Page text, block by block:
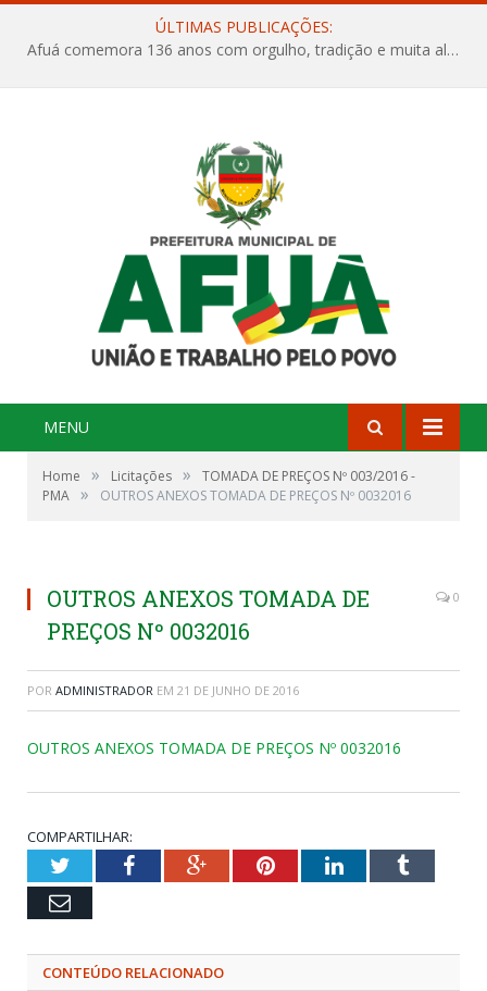
ÚLTIMAS PUBLICAÇÕES:
Afuá comemora 136 anos com orgulho, tradição e muita alegria na Quadra Dr. Nelson Salomão
MENU
Home » Licitações »
TOMADA DE PREÇOS Nº 003/2016 -
PMA » OUTROS ANEXOS TOMADA DE PREÇOS Nº 0032016
OUTROS ANEXOS TOMADA DE
PREÇOS Nº 0032016
0
POR ADMINISTRADOR EM 21 DE JUNHO DE 2016
OUTROS ANEXOS TOMADA DE PREÇOS Nº 0032016
COMPARTILHAR:
TwitterFacebookGoogle+PinterestLinkedInTumblr
Email
CONTEÚDO RELACIONADO